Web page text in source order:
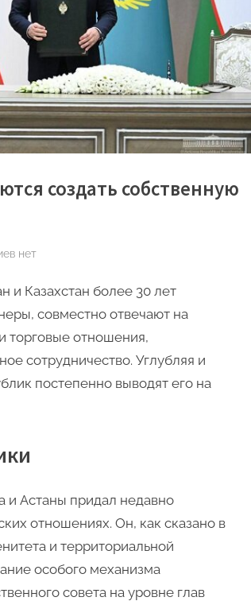
создать собственную
к
Казахстан
и
Узбекистан
создать
собственную
нет
и Казахстан более 30 лет
совместно отвечают на
торговые отношения,
сотрудничество. Углубляя и
постепенно выводят его на
и Астаны придал недавно
отношениях. Он, как сказано в
и территориальной
особого механизма
совета на уровне глав